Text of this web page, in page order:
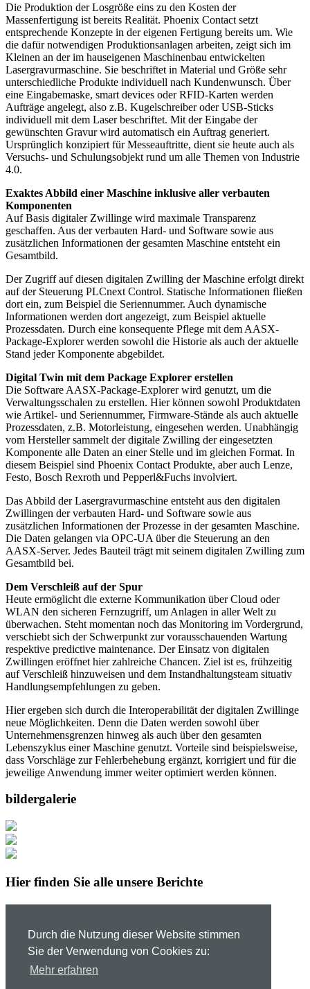
Durch die Nutzung dieser Website stimmen
Sie der Verwendung von Cookies zu:
Mehr erfahren
Die Produktion der Losgröße eins zu den Kosten der
Massenfertigung ist bereits Realität. Phoenix Contact setzt
entsprechende Konzepte in der eigenen Fertigung bereits um. Wie
die dafür notwendigen Produktionsanlagen arbeiten, zeigt sich im
Kleinen an der im hauseigenen Maschinenbau entwickelten
Lasergravurmaschine. Sie beschriftet in Material und Größe sehr
unterschiedliche Produkte individuell nach Kundenwunsch. Über
eine Eingabemaske, smart devices oder RFID-Karten werden
Aufträge angelegt, also z.B. Kugelschreiber oder USB-Sticks
individuell mit dem Laser beschriftet. Mit der Eingabe der
gewünschten Gravur wird automatisch ein Auftrag generiert.
Ursprünglich konzipiert für Messeauftritte, dient sie heute auch als
Versuchs- und Schulungsobjekt rund um alle Themen von Industrie
4.0.
Exaktes Abbild einer Maschine inklusive aller verbauten
Komponenten
Auf Basis digitaler Zwillinge wird maximale Transparenz
geschaffen. Aus der verbauten Hard- und Software sowie aus
zusätzlichen Informationen der gesamten Maschine entsteht ein
Gesamtbild.
Der Zugriff auf diesen digitalen Zwilling der Maschine erfolgt direkt
auf der Steuerung PLCnext Control. Statische Informationen fließen
dort ein, zum Beispiel die Seriennummer. Auch dynamische
Informationen werden dort angezeigt, zum Beispiel aktuelle
Prozessdaten. Durch eine konsequente Pflege mit dem AASX-
Package-Explorer werden sowohl die Historie als auch der aktuelle
Stand jeder Komponente abgebildet.
Digital Twin mit dem Package Explorer erstellen
Die Software AASX-Package-Explorer wird genutzt, um die
Verwaltungsschalen zu erstellen. Hier können sowohl Produktdaten
wie Artikel- und Seriennummer, Firmware-Stände als auch aktuelle
Prozessdaten, z.B. Motorleistung, eingesehen werden. Unabhängig
vom Hersteller sammelt der digitale Zwilling der eingesetzten
Komponente alle Daten an einer Stelle und im gleichen Format. In
diesem Beispiel sind Phoenix Contact Produkte, aber auch Lenze,
Festo, Bosch Rexroth und Pepperl&Fuchs involviert.
Das Abbild der Lasergravurmaschine entsteht aus den digitalen
Zwillingen der verbauten Hard- und Software sowie aus
zusätzlichen Informationen der Prozesse in der gesamten Maschine.
Die Daten gelangen via OPC-UA über die Steuerung an den
AASX-Server. Jedes Bauteil trägt mit seinem digitalen Zwilling zum
Gesamtbild bei.
Dem Verschleiß auf der Spur
Heute ermöglicht die externe Kommunikation über Cloud oder
WLAN den sicheren Fernzugriff, um Anlagen in aller Welt zu
überwachen. Steht momentan noch das Monitoring im Vordergrund,
verschiebt sich der Schwerpunkt zur vorausschauenden Wartung
respektive predictive maintenance. Der Einsatz von digitalen
Zwillingen eröffnet hier zahlreiche Chancen. Ziel ist es, frühzeitig
auf Verschleiß hinzuweisen und dem Instandhaltungsteam situativ
Handlungsempfehlungen zu geben.
Hier ergeben sich durch die Interoperabilität der digitalen Zwillinge
neue Möglichkeiten. Denn die Daten werden sowohl über
Unternehmensgrenzen hinweg als auch über den gesamten
Lebenszyklus einer Maschine genutzt. Vorteile sind beispielsweise,
dass Vorschläge zur Fehlerbehebung ergänzt, korrigiert und für die
jeweilige Anwendung immer weiter optimiert werden können.
bildergalerie
Hier finden Sie alle unsere Berichte
Datenschutz
Impressum